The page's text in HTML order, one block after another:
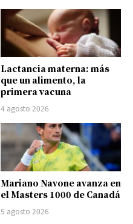
Lactancia materna: más
que un alimento, la
primera vacuna
4 agosto 2026
Mariano Navone avanza en
el Masters 1000 de Canadá
5 agosto 2026